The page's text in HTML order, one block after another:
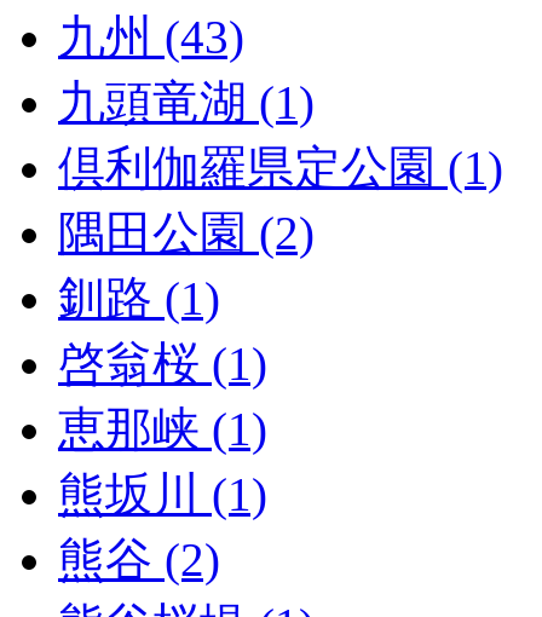
九州 (43)
九頭竜湖 (1)
倶利伽羅県定公園 (1)
隅田公園 (2)
釧路 (1)
啓翁桜 (1)
恵那峡 (1)
熊坂川 (1)
熊谷 (2)